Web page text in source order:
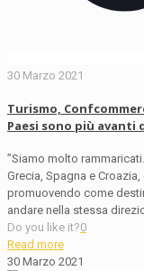
30 Marzo 2021
Turismo,
Paesi sono più avanti
”Siamo molto
Grecia, Spagna e
promuovendo come
andare nella stessa
Do you like it?0
Read more
30 Marzo 2021